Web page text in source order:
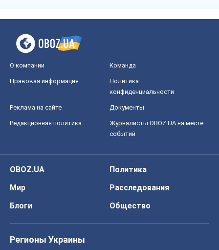
О компании Команда
Правовая информация
Политика
конфиденциальности
Реклама на сайте Документы
Редакционная политика
Журналисты OBOZ.UA на месте
событий
OBOZ.UA
Политика
Мир
Расследования
Блоги
Общество
Регионы Украины